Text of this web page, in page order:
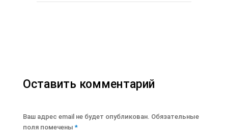
Оставить комментарий
Ваш адрес email не будет опубликован. Обязательные
поля помечены *